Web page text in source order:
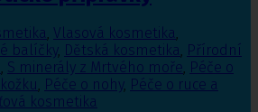
, Vlasová kosmetika,
balíčky, Dětská kosmetika, Přírodní
, S minerály z Mrtvého moře, Péče o
, Péče o nohy, Péče o ruce a
kosmetika